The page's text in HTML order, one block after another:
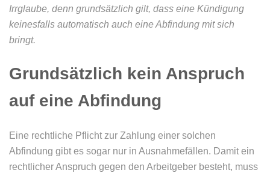
Irrglaube, denn grundsätzlich gilt, dass eine Kündigung
keinesfalls automatisch auch eine Abfindung mit sich
bringt.
Grundsätzlich kein Anspruch
auf eine Abfindung
Eine rechtliche Pflicht zur Zahlung einer solchen
Abfindung gibt es sogar nur in Ausnahmefällen. Damit ein
rechtlicher Anspruch gegen den Arbeitgeber besteht, muss